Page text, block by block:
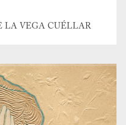
LA VEGA CUÉLLAR